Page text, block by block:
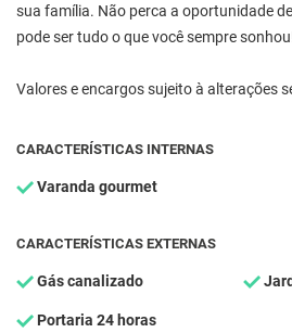
sua família. Não perca a oportunidade
pode ser tudo o que você sempre
Valores e encargos sujeito à alterações
CARACTERÍSTICAS INTERNAS
Varanda gourmet
CARACTERÍSTICAS EXTERNAS
Gás canalizado
Portaria 24 horas